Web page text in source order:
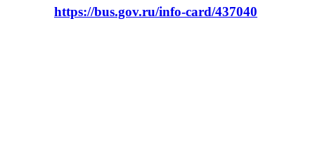
https://bus.gov.ru/info-card/437040